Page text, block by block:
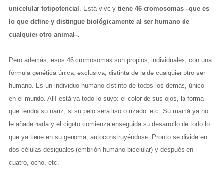
unicelular totipotencial . Está vivo y tiene 46 cromosomas –que es
lo que define y distingue biológicamente al ser humano de
cualquier otro animal–.
Pero además, esos 46 cromosomas son propios, individuales, con una
fórmula genética única, exclusiva, distinta de la de cualquier otro ser
humano. Es un individuo humano distinto de todos los demás, único
en el mundo. Allí está ya todo lo suyo: el color de sus ojos, la forma
que tendrá su nariz, si su pelo será liso o rizado, etc. Su mamá ya no
le añade nada y el cigoto comienza enseguida su desarrollo de todo lo
que ya tiene en su genoma, autoconstruyéndose. Pronto se divide en
dos células desiguales (embrión humano bicelular) y después en
cuatro, ocho, etc.